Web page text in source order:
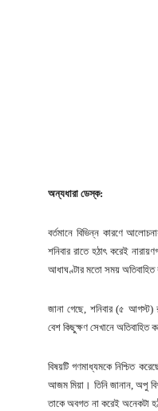
অন্যধারা ডেস্ক:
বর্তমানে বিভিন্ন কারণে
শনিবার রাতে হঠাৎ করেই
আধাঘণ্টার মতো সময় অতিবাহিত
জানা গেছে, শনিবার (৫ আগস্ট)
বেশ কিছুক্ষণ সেখানে অতিবাহিত
বিষয়টি গণমাধ্যমকে নিশ্চিত
আজম মিয়া। তিনি জানান, অপু
তাকে অবগত না করেই অনেকটা